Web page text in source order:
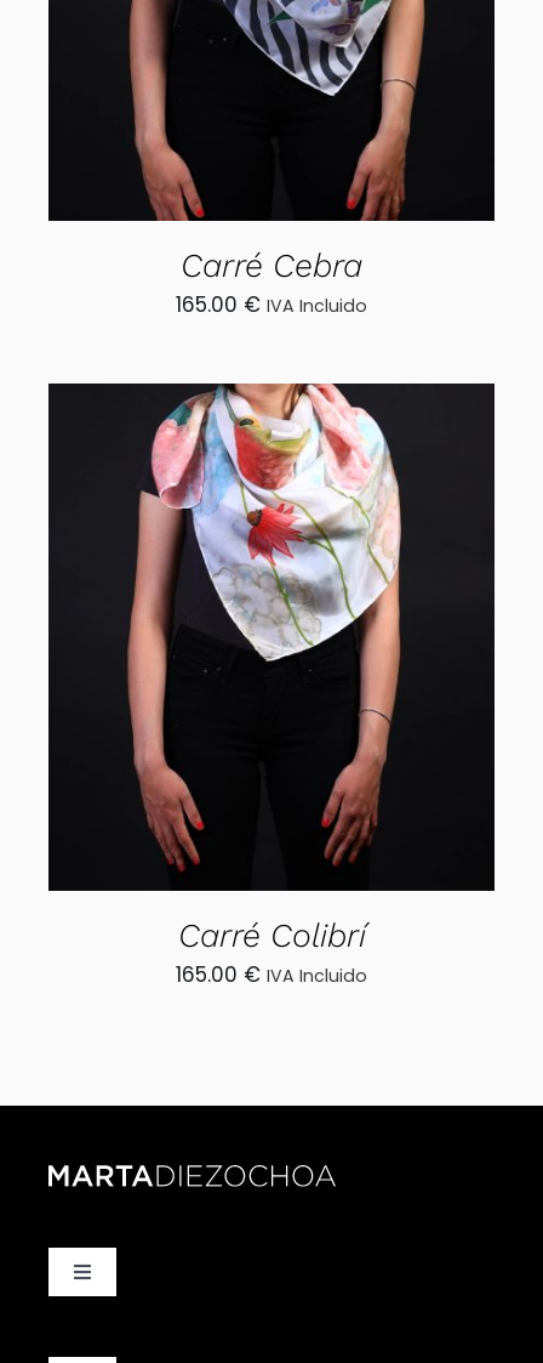
Carré Cebra
165.00 € IVA Incluido
AÑADIR AL CARRITO / DETALLES
Carré Colibrí
165.00 € IVA Incluido
Toggle